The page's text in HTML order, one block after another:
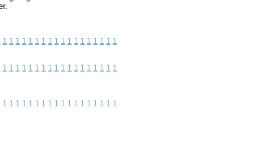
1 1 1 1 1 1 1 1 1 1 1 1 1 1 1 1 1 1
1 1 1 1 1 1 1 1 1 1 1 1 1 1 1 1 1 1
1 1 1 1 1 1 1 1 1 1 1 1 1 1 1 1 1 1